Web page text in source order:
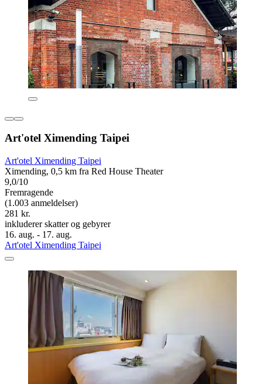
Art'otel Ximending Taipei
Art'otel Ximending Taipei
Ximending, 0,5 km fra Red House Theater
9,0/10
Fremragende
(1.003 anmeldelser)
281 kr.
inkluderer skatter og gebyrer
16. aug. - 17. aug.
Art'otel Ximending Taipei